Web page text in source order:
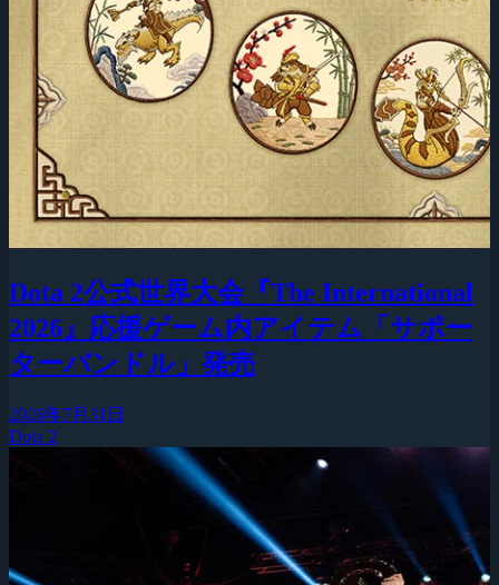
Dota 2公式世界大会『The International
2026』応援ゲーム内アイテム「サポー
ターバンドル」発売
2026年7月31日
Dota 2